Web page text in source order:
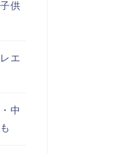
供
エ
中